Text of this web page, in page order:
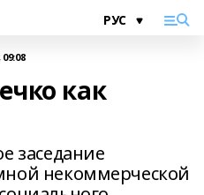
как
заседание
некоммерческой